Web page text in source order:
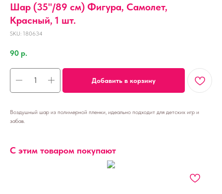
Шар (35''/89 см) Фигура, Самолет,
Красный, 1 шт.
SKU: 180634
90 р.
Добавить в корзину
Воздушный шар из полимерной пленки, идеально подходит для детских игр и
забав.
С этим товаром покупают